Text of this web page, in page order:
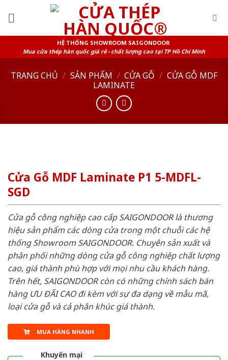
HỆ THỐNG SHOWROOM SAIGONDOOR
Mua cửa thép hàn quốc giá rẻ - chất lượng cao tại TP Hồ Chí Minh
TRANG CHỦ / SẢN PHẨM / CỬA GỖ / CỬA GỖ MDF
LAMINATE
Cửa Gỗ MDF Laminate P1 5-MDFL-
SGD
Cửa gỗ công nghiệp cao cấp SAIGONDOOR là thương
hiệu sản phẩm các dòng cửa trong một chuỗi các hệ
thống Showroom SAIGONDOOR. Chuyên sản xuất và
phân phối những dòng cửa gỗ công nghiệp chất lượng
cao, giá thành phù hợp với mọi nhu cầu khách hàng.
Trên hết, SAIGONDOOR còn có những chính sách bán
hàng ƯU ĐÃI CAO đi kèm với sự đa dạng về mẫu mã,
loại cửa gỗ và cả phân khúc giá thành.
MUA HÀNG NHANH
Khuyến mại